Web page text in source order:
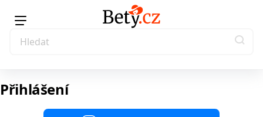
Přihlášení